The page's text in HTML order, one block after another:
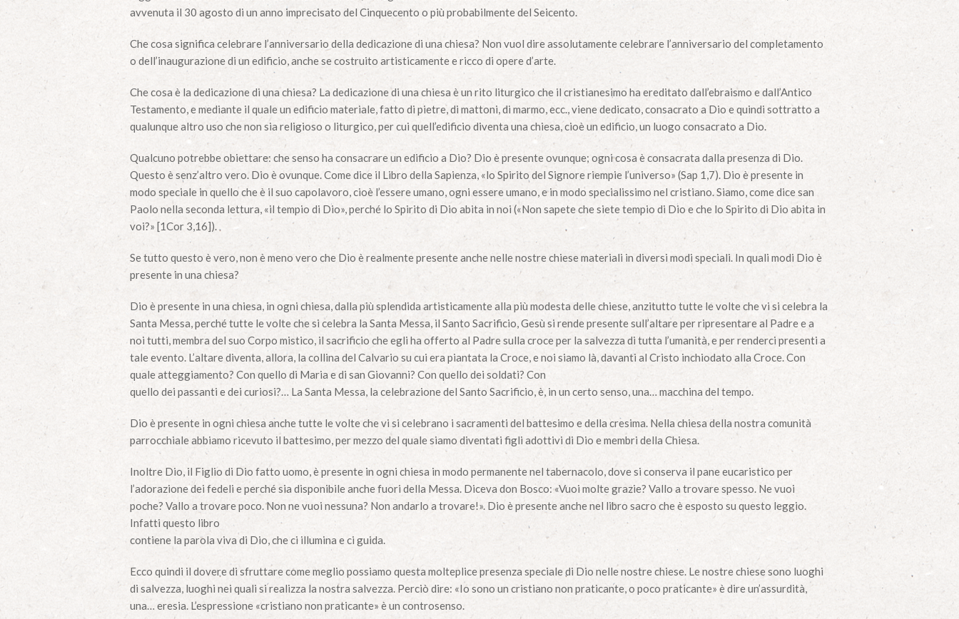
avvenuta il 30 agosto di un anno imprecisato del Cinquecento o più probabilmente del Seicento.
Che cosa significa celebrare l’anniversario della dedicazione di una chiesa? Non vuol dire assolutamente celebrare l’anniversario del completamento
o dell’inaugurazione di un edificio, anche se costruito artisticamente e ricco di opere d’arte.
Che cosa è la dedicazione di una chiesa? La dedicazione di una chiesa è un rito liturgico che il cristianesimo ha ereditato dall’ebraismo e dall’Antico
Testamento, e mediante il quale un edificio materiale, fatto di pietre, di mattoni, di marmo, ecc., viene dedicato, consacrato a Dio e quindi sottratto a
qualunque altro uso che non sia religioso o liturgico, per cui quell’edificio diventa una chiesa, cioè un edificio, un luogo consacrato a Dio.
Qualcuno potrebbe obiettare: che senso ha consacrare un edificio a Dio? Dio è presente ovunque; ogni cosa è consacrata dalla presenza di Dio.
Questo è senz’altro vero. Dio è ovunque. Come dice il Libro della Sapienza, «lo Spirito del Signore riempie l’universo» (Sap 1,7). Dio è presente in
modo speciale in quello che è il suo capolavoro, cioè l’essere umano, ogni essere umano, e in modo specialissimo nel cristiano. Siamo, come dice san
Paolo nella seconda lettura, «il tempio di Dio», perché lo Spirito di Dio abita in noi («Non sapete che siete tempio di Dio e che lo Spirito di Dio abita in
voi?» [1Cor 3,16]).
Se tutto questo è vero, non è meno vero che Dio è realmente presente anche nelle nostre chiese materiali in diversi modi speciali. In quali modi Dio è
presente in una chiesa?
Dio è presente in una chiesa, in ogni chiesa, dalla più splendida artisticamente alla più modesta delle chiese, anzitutto tutte le volte che vi si celebra la
Santa Messa, perché tutte le volte che si celebra la Santa Messa, il Santo Sacrificio, Gesù si rende presente sull’altare per ripresentare al Padre e a
noi tutti, membra del suo Corpo mistico, il sacrificio che egli ha offerto al Padre sulla croce per la salvezza di tutta l’umanità, e per renderci presenti a
tale evento. L’altare diventa, allora, la collina del Calvario su cui era piantata la Croce, e noi siamo là, davanti al Cristo inchiodato alla Croce. Con
quale atteggiamento? Con quello di Maria e di san Giovanni? Con quello dei soldati? Con
quello dei passanti e dei curiosi?… La Santa Messa, la celebrazione del Santo Sacrificio, è, in un certo senso, una… macchina del tempo.
Dio è presente in ogni chiesa anche tutte le volte che vi si celebrano i sacramenti del battesimo e della cresima. Nella chiesa della nostra comunità
parrocchiale abbiamo ricevuto il battesimo, per mezzo del quale siamo diventati figli adottivi di Dio e membri della Chiesa.
Inoltre Dio, il Figlio di Dio fatto uomo, è presente in ogni chiesa in modo permanente nel tabernacolo, dove si conserva il pane eucaristico per
l’adorazione dei fedeli e perché sia disponibile anche fuori della Messa. Diceva don Bosco: «Vuoi molte grazie? Vallo a trovare spesso. Ne vuoi
poche? Vallo a trovare poco. Non ne vuoi nessuna? Non andarlo a trovare!». Dio è presente anche nel libro sacro che è esposto su questo leggio.
Infatti questo libro
contiene la parola viva di Dio, che ci illumina e ci guida.
Ecco quindi il dovere di sfruttare come meglio possiamo questa molteplice presenza speciale di Dio nelle nostre chiese. Le nostre chiese sono luoghi
di salvezza, luoghi nei quali si realizza la nostra salvezza. Perciò dire: «Io sono un cristiano non praticante, o poco praticante» è dire un’assurdità,
una… eresia. L’espressione «cristiano non praticante» è un controsenso.